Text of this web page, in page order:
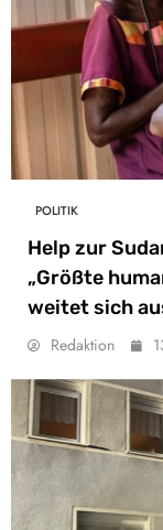
POLITIK
Help zur
„Größte
weitet sich
Redaktion